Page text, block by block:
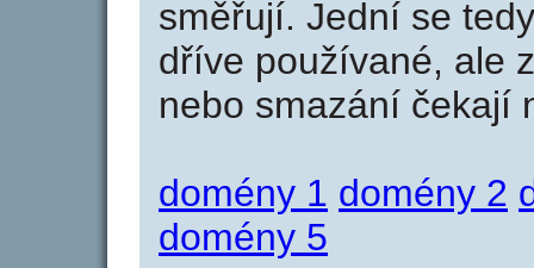
směřují. Jední se
dříve používané, ale
nebo smazání čekají
domény 1 domény 2
domény 5